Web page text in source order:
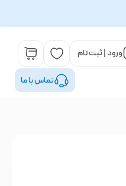
ورود | ثبت نام
تماس با ما